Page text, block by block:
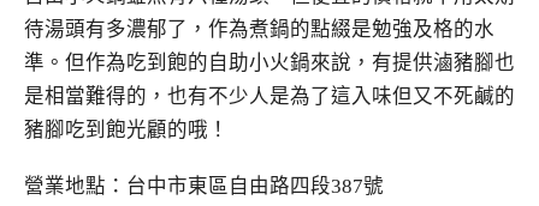
待湯頭有多濃郁了，作為煮鍋的點綴是勉強及格的水
準。但作為吃到飽的自助小火鍋來說，有提供滷豬腳也
是相當難得的，也有不少人是為了這入味但又不死鹹的
豬腳吃到飽光顧的哦！
營業地點：台中市東區自由路四段387號